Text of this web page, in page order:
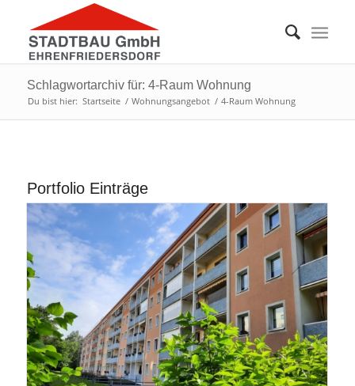
Schlagwortarchiv für: 4-Raum Wohnung
Du bist hier: Startseite / Wohnungsangebot / 4-Raum Wohnung
Portfolio Einträge